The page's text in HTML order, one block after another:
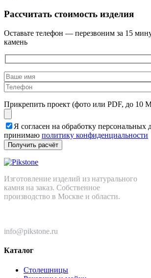
Рассчитать стоимость изделия
Оставьте телефон — перезвоним за 15
камень
Прикрепить проект (фото или PDF, до 10
Я согласен на обработку персональных
принимаю политику конфиденциальности
Изготовление изделий из натурального
камня на заказ. Собственное
производство в Москве и области.
info@pikstone.ru
Каталог
Столешницы